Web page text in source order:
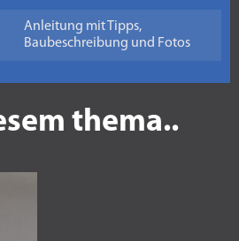
Anleitung mit Tipps,
Baubeschreibung und Fotos
thema..